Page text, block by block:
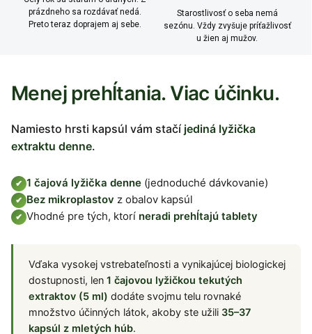
prázdneho sa rozdávať nedá.
Preto teraz doprajem aj sebe.
Starostlivosť o seba nemá
sezónu. Vždy zvyšuje príťažlivosť
u žien aj mužov.
Menej prehĺtania. Viac účinku.
Namiesto hrsti kapsúl vám stačí jediná lyžička
extraktu denne.
✔ 1 čajová lyžička denne (jednoduché dávkovanie)
✔ Bez mikroplastov z obalov kapsúl
✔ Vhodné pre tých, ktorí neradi prehĺtajú tablety
Vďaka vysokej vstrebateľnosti a vynikajúcej biologickej
dostupnosti, len 1 čajovou lyžičkou tekutých
extraktov (5 ml) dodáte svojmu telu rovnaké
množstvo účinných látok, akoby ste užili 35–37
kapsúl z mletých húb.